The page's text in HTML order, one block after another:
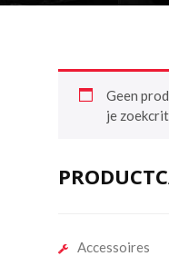
Geen
je
Accessoires